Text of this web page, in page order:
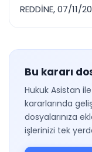
REDDİNE, 07/
Bu kararı
Hukuk Asistan
kararlarında
dosyalarınıza
işlerinizi tek